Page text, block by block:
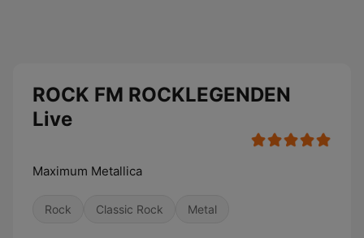
ROCK FM ROCKLEGENDEN
Live
Maximum Metallica
Rock Classic Rock Metal